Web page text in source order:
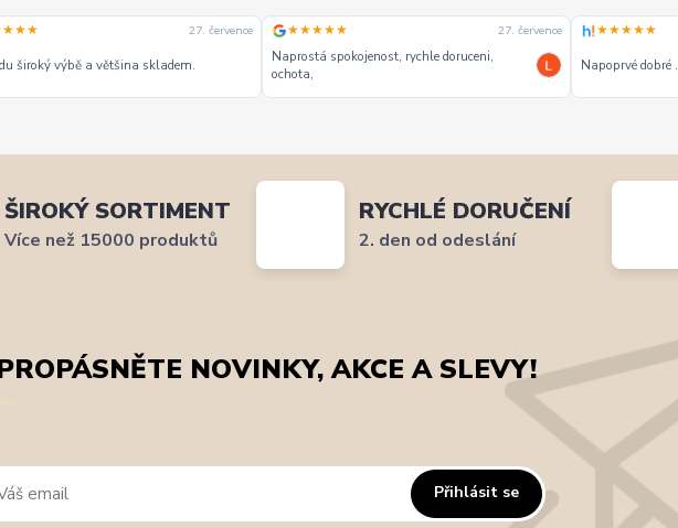
27. července
široký výbě a většina skladem.
★★★★★ 27. července
Naprostá spokojenost, rychle doruceni,
ochota,
★★★★★
Napoprvé dobré .
ŠIROKÝ SORTIMENT
Více než 15000 produktů
RYCHLÉ DORUČENÍ
2. den od odeslání
NOVINKY, AKCE A SLEVY!
Přihlásit se